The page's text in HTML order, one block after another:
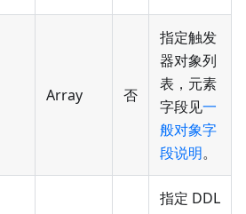
Array 否
指定触发
器对象列
表，元素
字段见一
般对象字
段说明。
指定 DDL